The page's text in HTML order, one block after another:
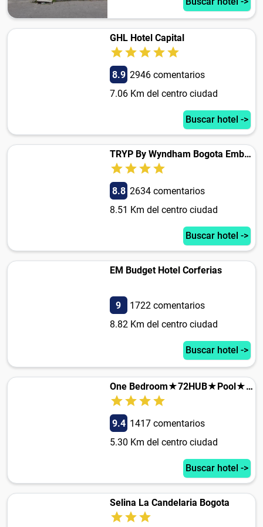
GHL Hotel Capital
8.9 2946 comentarios
7.06 Km del centro ciudad
Buscar hotel ->
TRYP By Wyndham Bogota Embajada
8.8 2634 comentarios
8.51 Km del centro ciudad
Buscar hotel ->
EM Budget Hotel Corferias
9
1722 comentarios
8.82 Km del centro ciudad
Buscar hotel ->
One Bedroom★72HUB★Pool★Monthly Discount ★By Jalo★
9.4 1417 comentarios
5.30 Km del centro ciudad
Buscar hotel ->
Selina La Candelaria Bogota